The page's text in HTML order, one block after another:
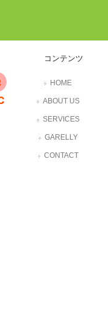
コンテンツ
HOME
ABOUT US
SERVICES
GARELLY
CONTACT